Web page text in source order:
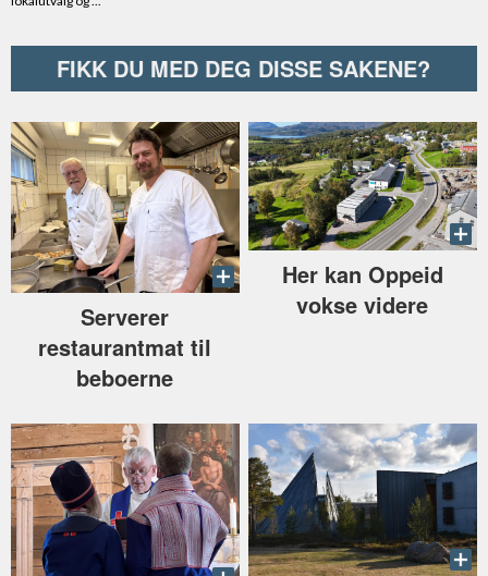
FIKK DU MED DEG DISSE SAKENE?
Serverer
restaurantmat til
beboerne
Her kan Oppeid
vokse videre